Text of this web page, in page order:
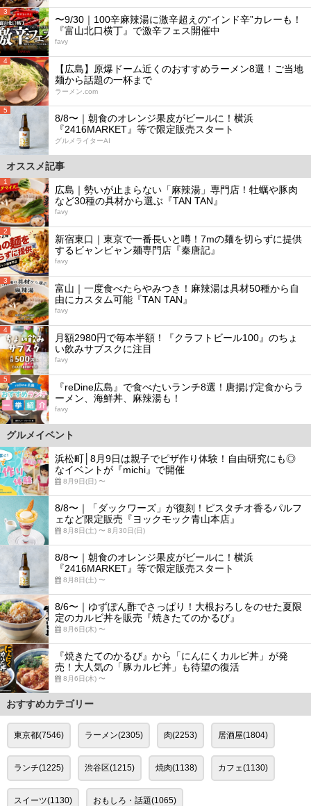
3
〜9/30｜100辛麻辣湯に激辛超えの“インド辛”カレーも！
『富山北口横丁』で激辛フェス開催中
favy
4
【広島】原爆ドーム近くのおすすめラーメン8選！ご当地
麺から話題の一杯まで
ラーメン.com
5
8/8〜｜朝食のオレンジ果皮がビールに！横浜
『2416MARKET』等で限定販売スタート
グルメライターAI
オススメ記事
1
広島｜勢いが止まらない「麻辣湯」専門店！牡蠣や豚肉
など30種の具材から選ぶ『TAN TAN』
favy
2
新宿東口｜東京で一番長いと噂！7mの麺を切らずに提供
するビャンビャン麺専門店『秦唐記』
favy
3
富山｜一度食べたらやみつき！麻辣湯は具材50種から自
由にカスタム可能『TAN TAN』
favy
4
月額2980円で毎本半額！『クラフトビール100』のちょ
い飲みサブスクに注目
favy
5
『reDine広島』で食べたいランチ8選！唐揚げ定食からラ
ーメン、海鮮丼、麻辣湯も！
favy
グルメイベント
浜松町│8月9日は親子でピザ作り体験！自由研究にも◎
なイベントが『michi』で開催
8月9日(日) 〜
8/8〜｜「ダックワーズ」が復刻！ピスタチオ香るパルフ
ェなど限定販売『ヨックモック青山本店』
8月8日(土) 〜 8月30日(日)
8/8〜｜朝食のオレンジ果皮がビールに！横浜
『2416MARKET』等で限定販売スタート
8月8日(土) 〜
8/6〜｜ゆずぽん酢でさっぱり！大根おろしをのせた夏限
定のカルビ丼を販売『焼きたてのかるび』
8月6日(木) 〜
『焼きたてのかるび』から「にんにくカルビ丼」が発
売！大人気の「豚カルビ丼」も待望の復活
8月6日(木) 〜
おすすめカテゴリー
東京都(7546) ラーメン(2305) 肉(2253) 居酒屋(1804)
ランチ(1225) 渋谷区(1215) 焼肉(1138) カフェ(1130)
スイーツ(1130) おもしろ・話題(1065)